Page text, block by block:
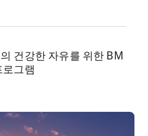
(BM 철학)
건강한 자유를 위한 BM
그램